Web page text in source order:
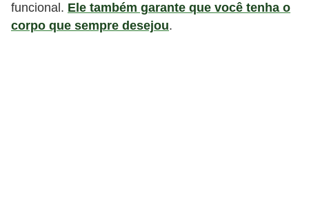
funcional. Ele também garante que você tenha o
corpo que sempre desejou.
i
c